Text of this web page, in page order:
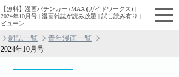
【無料】漫画パチンカー (MAX)(ガイドワークス) |
2024年10月号 | 漫画雑誌が読み放題 | 試し読み有り |
ビューン
雑誌一覧
青年漫画一覧
2024年10月号